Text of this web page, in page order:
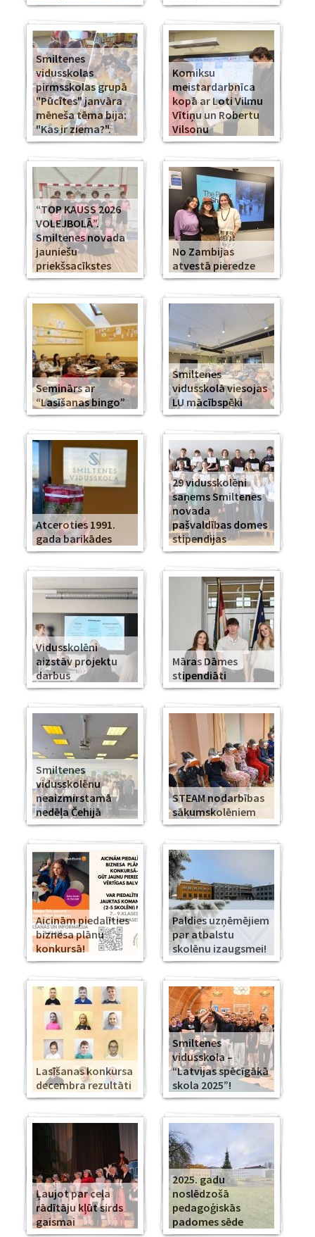
Smiltenes
vidusskolas
pirmsskolas grupā
"Pūcītes" janvāra
mēneša tēma bija:
"Kas ir ziema?".
Komiksu
meistardarbnīca
kopā ar Loti Vilmu
Vītiņu un Robertu
Vilsonu
“TOP KAUSS 2026
VOLEJBOLĀ”.
Smiltenes novada
jauniešu
priekšsacīkstes
No Zambijas
atvestā pieredze
Seminārs ar
“Lasīšanas bingo”
Smiltenes
vidusskolā viesojas
LU mācībspēki
Atceroties 1991.
gada barikādes
29 vidusskolēni
saņems Smiltenes
novada
pašvaldības domes
stipendijas
Vidusskolēni
aizstāv projektu
darbus
Māras Dāmes
stipendiāti
Smiltenes
vidusskolēnu
neaizmirstamā
nedēļa Čehijā
STEAM nodarbības
sākumskolēniem
Aicinām piedalīties
biznesa plānu
konkursā!
Paldies uzņēmējiem
par atbalstu
skolēnu izaugsmei!
Lasīšanas konkursa
decembra rezultāti
Smiltenes
vidusskola –
“Latvijas spēcīgākā
skola 2025”!
Ļaujot par ceļa
rādītāju kļūt sirds
gaismai
2025. gadu
noslēdzošā
pedagoģiskās
padomes sēde